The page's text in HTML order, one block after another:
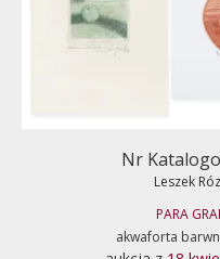
Nr
Leszek
PARA
akwaforta